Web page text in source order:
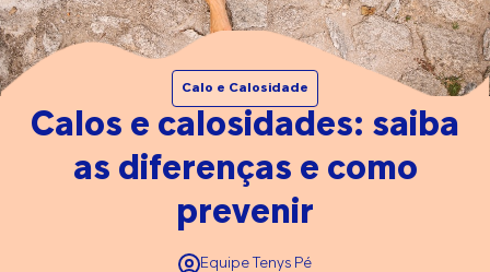
Calo e Calosidade
Calos e calosidades: saiba
as diferenças e como
prevenir
Equipe Tenys Pé